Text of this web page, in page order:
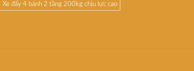
Xe đẩy 4 bánh 2 tầng 200kg chịu lực cao